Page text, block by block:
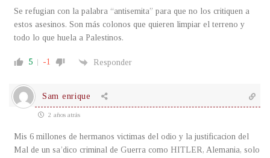
Se refugian con la palabra “antisemita” para que no los critiquen a
estos asesinos. Son más colonos que quieren limpiar el terreno y
todo lo que huela a Palestinos.
5 -1 Responder
Sam enrique
2 años atrás
Mis 6 millones de hermanos victimas del odio y la justificacion del
Mal de un sa’dico criminal de Guerra como HITLER, Alemania, solo